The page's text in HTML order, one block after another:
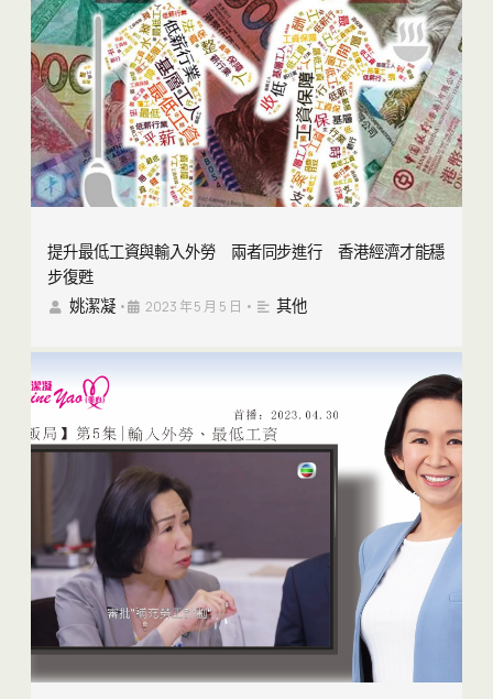
提升最低工資與輸入外勞 兩者同步進行 香港經濟才能穩
步復甦
姚潔凝 • 2023 年 5 月 5 日 • 其他